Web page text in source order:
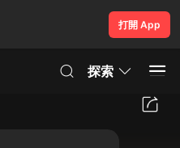
打開 App
探索